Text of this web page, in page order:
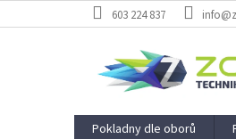
na
603 224 837
Pokladny dle oborů